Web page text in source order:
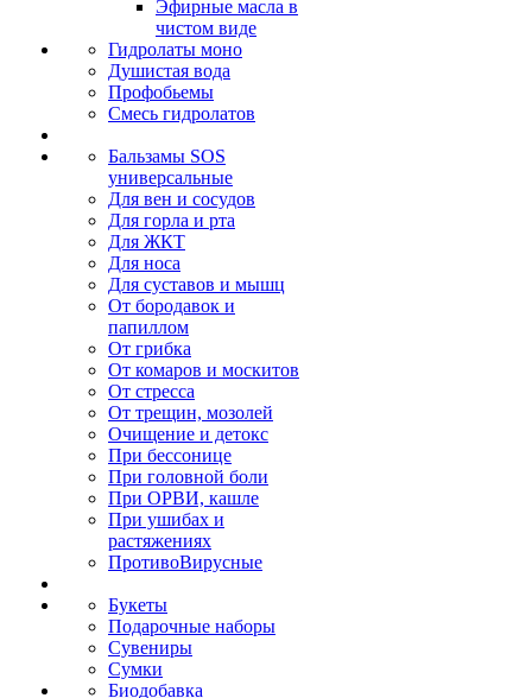
Эфирные масла в
чистом виде
Гидролаты моно
Душистая вода
Профобьемы
Смесь гидролатов
Бальзамы SOS
универсальные
Для вен и сосудов
Для горла и рта
Для ЖКТ
Для носа
Для суставов и мышц
От бородавок и
папиллом
От грибка
От комаров и москитов
От стресса
От трещин, мозолей
Очищение и детокс
При бессонице
При головной боли
При ОРВИ, кашле
При ушибах и
растяжениях
ПротивоВирусные
Букеты
Подарочные наборы
Сувениры
Сумки
Биодобавка